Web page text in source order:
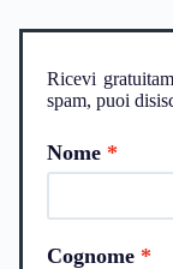
Ricevi
spam, puoi
Nome
Cognome